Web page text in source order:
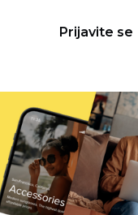
Prijavite se